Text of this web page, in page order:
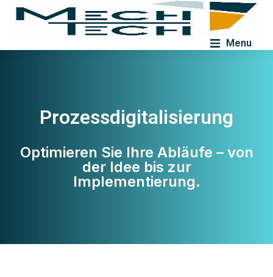
Menu
Prozessdigitalisierung
Optimieren Sie Ihre Abläufe – von
der Idee bis zur
Implementierung.